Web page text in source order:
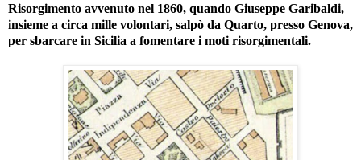
Risorgimento avvenuto nel 1860, quando Giuseppe Garibaldi,
insieme a circa mille volontari, salpò da Quarto, presso Genova,
per sbarcare in Sicilia a fomentare i moti risorgimentali.